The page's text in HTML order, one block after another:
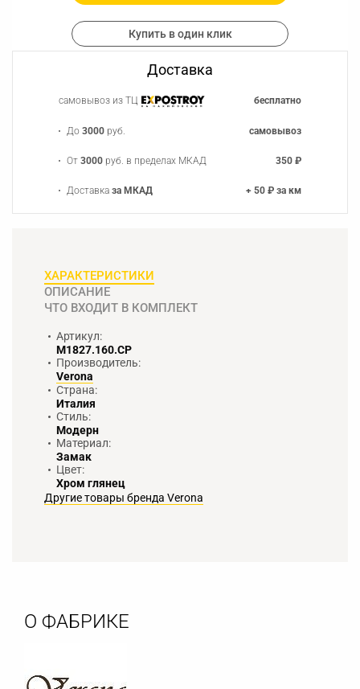
Купить в один клик
Доставка
самовывоз из ТЦ бесплатно
До3000 руб. самовывоз
От3000 руб. в пределах МКАД 350 ₽
Доставказа МКАД + 50 ₽ за км
ХАРАКТЕРИСТИКИ
ОПИСАНИЕ
ЧТО ВХОДИТ В КОМПЛЕКТ
Артикул:
M1827.160.CP
Производитель:
Verona
Страна:
Италия
Стиль:
Модерн
Материал:
Замак
Цвет:
Хром глянец
Другие товары бренда Verona
О ФАБРИКЕ